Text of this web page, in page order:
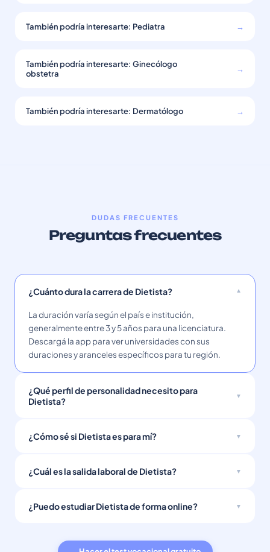
También podría interesarte: Pediatra →
También podría interesarte: Ginecólogo
obstetra
→
También podría interesarte: Dermatólogo →
DUDAS FRECUENTES
Preguntas frecuentes
¿Cuánto dura la carrera de Dietista?
La duración varía según el país e institución,
generalmente entre 3 y 5 años para una licenciatura.
Descargá la app para ver universidades con sus
duraciones y aranceles específicos para tu región.
¿Qué perfil de personalidad necesito para
Dietista?
¿Cómo sé si Dietista es para mí?
¿Cuál es la salida laboral de Dietista?
¿Puedo estudiar Dietista de forma online?